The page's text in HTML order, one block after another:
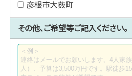
彦根市大薮町
その他、ご希望等ご記入ください。